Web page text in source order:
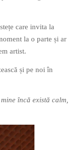
care invita la
la o parte și ar
artist.
și pe noi în
încă există calm,